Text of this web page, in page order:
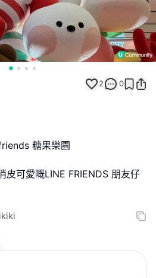
2 0
糖果樂園
皮可愛嘅LINE FRIENDS 朋友仔